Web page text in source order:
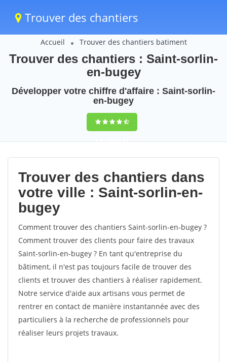
Trouver des chantiers
Accueil Trouver des chantiers batiment
Trouver des chantiers : Saint-sorlin-
en-bugey
Développer votre chiffre d'affaire : Saint-sorlin-
en-bugey
9,5(100%)54
votes
Trouver des chantiers dans
votre ville : Saint-sorlin-en-
bugey
Comment trouver des chantiers Saint-sorlin-en-bugey ?
Comment trouver des clients pour faire des travaux
Saint-sorlin-en-bugey ? En tant qu'entreprise du
bâtiment, il n'est pas toujours facile de trouver des
clients et trouver des chantiers à réaliser rapidement.
Notre service d'aide aux artisans vous permet de
rentrer en contact de manière instantannée avec des
particuliers à la recherche de professionnels pour
réaliser leurs projets travaux.